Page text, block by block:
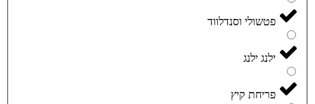
פטשולי וסנדלווד
ילנג ילנג
פריחת קיץ